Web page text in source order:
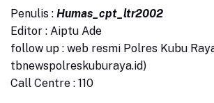
Penulis : Humas_cpt_ltr2002
Editor : Aiptu Ade
follow up : web resmi Polres Kubu
tbnewspolreskuburaya.id)
Call Centre : 110